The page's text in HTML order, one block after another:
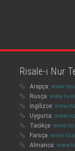
Risale-i Nur
Arapça:
Rusça: www.ru-
İngilizce:
Uygurca:
Tacikçe:
Farsça:
Almanca: